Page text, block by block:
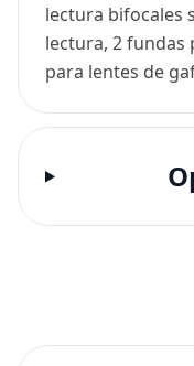
lectura bifocales
lectura, 2 fundas
para lentes de